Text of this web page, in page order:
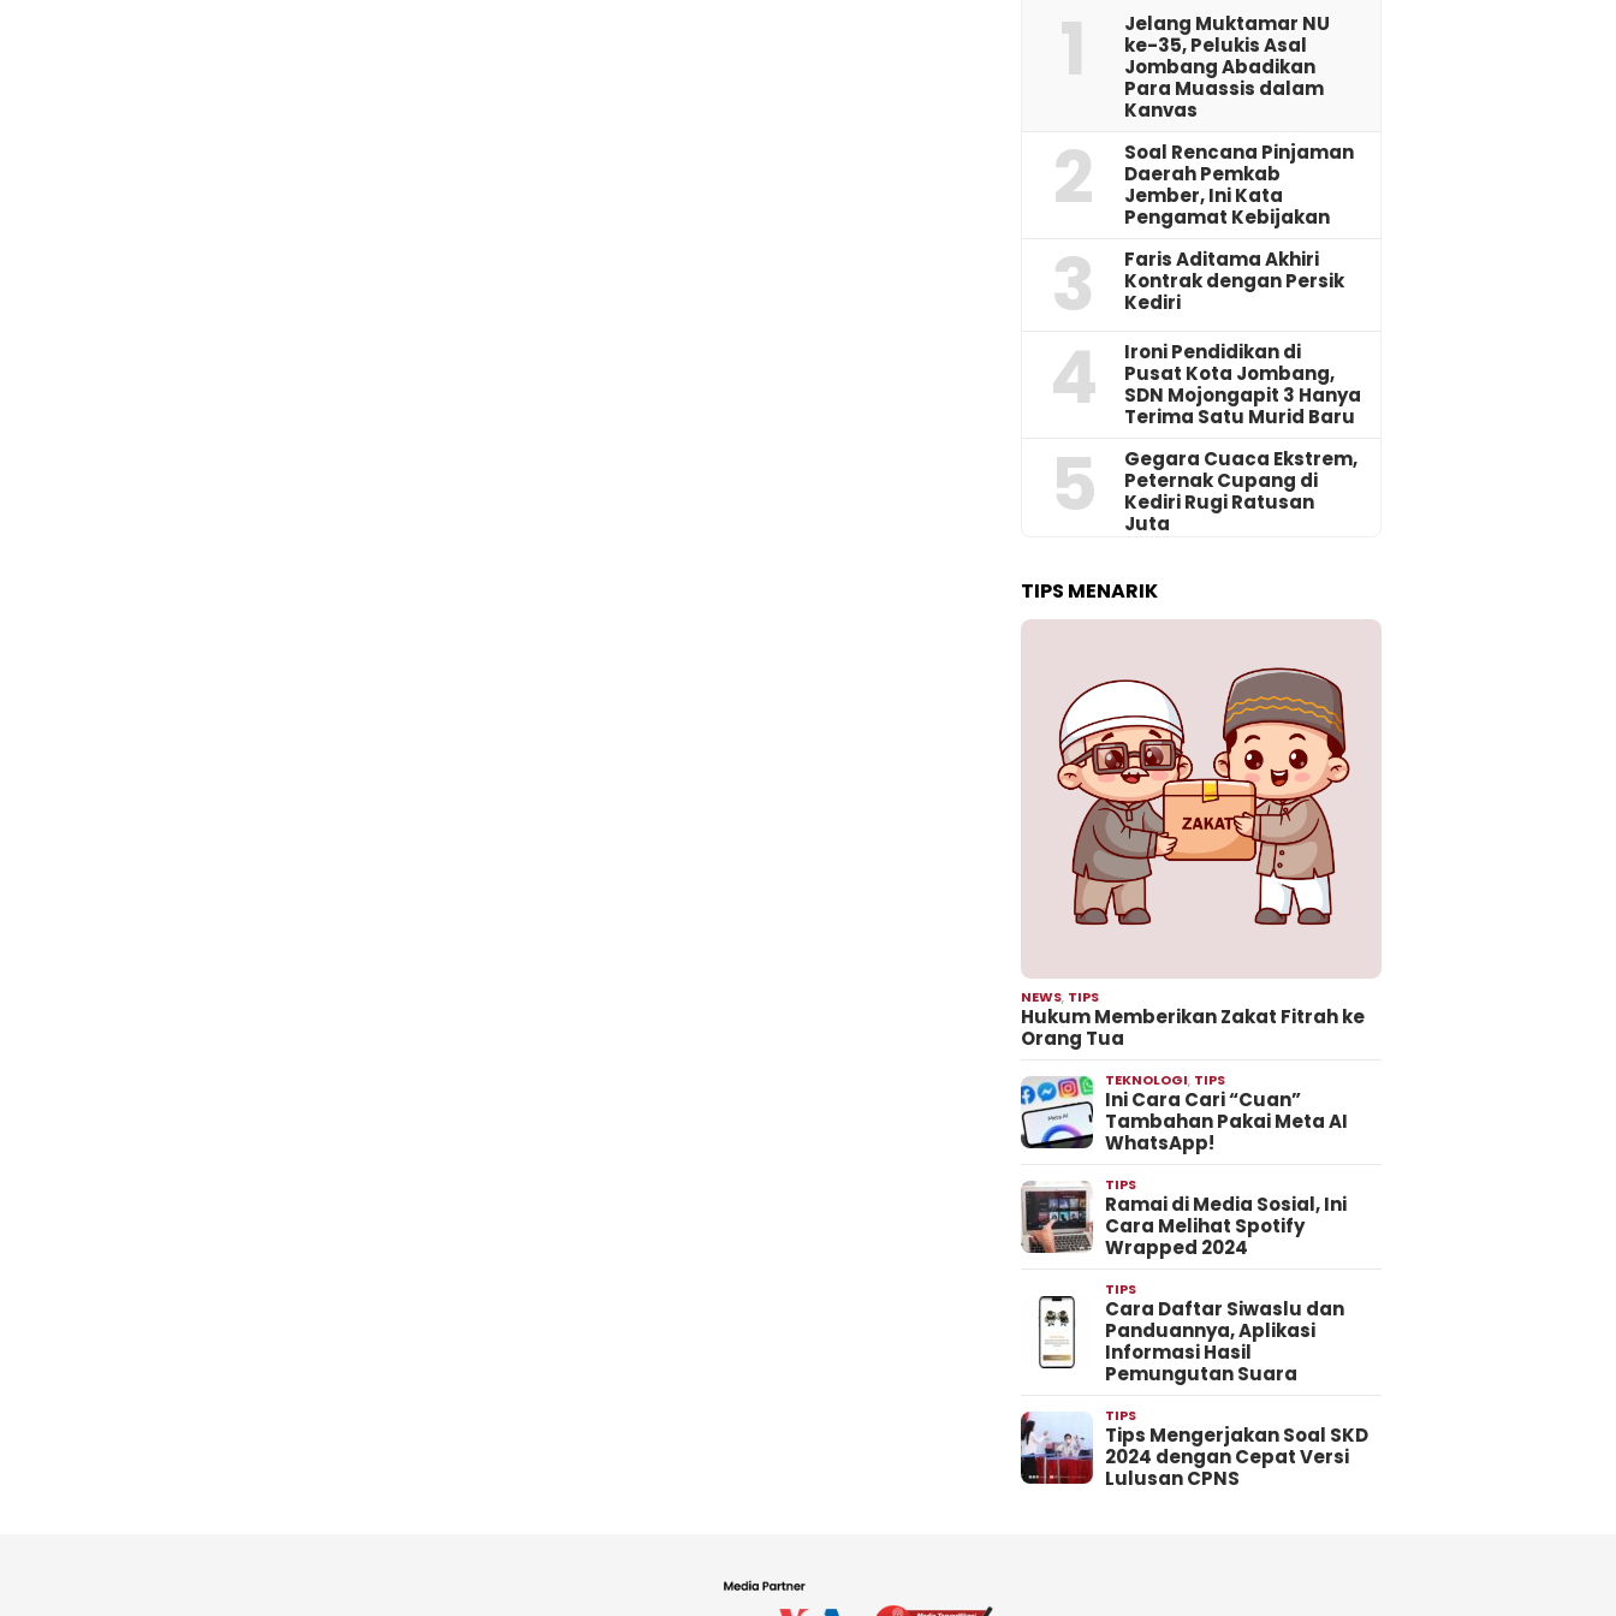
1
Jelang Muktamar NU
ke-35, Pelukis Asal
Jombang Abadikan
Para Muassis dalam
Kanvas
2
‎Soal Rencana Pinjaman
Daerah Pemkab
Jember, Ini Kata
Pengamat Kebijakan ‎
3
Faris Aditama Akhiri
Kontrak dengan Persik
Kediri
4
Ironi Pendidikan di
Pusat Kota Jombang,
SDN Mojongapit 3 Hanya
Terima Satu Murid Baru
5
‎Gegara Cuaca Ekstrem,
Peternak Cupang di
Kediri Rugi Ratusan
Juta
TIPS MENARIK
NEWS, TIPS
Hukum Memberikan Zakat Fitrah ke
Orang Tua
TEKNOLOGI, TIPS
Ini Cara Cari “Cuan”
Tambahan Pakai Meta AI
WhatsApp!
TIPS
Ramai di Media Sosial, Ini
Cara Melihat Spotify
Wrapped 2024
TIPS
Cara Daftar Siwaslu dan
Panduannya, Aplikasi
Informasi Hasil
Pemungutan Suara
TIPS
Tips Mengerjakan Soal SKD
2024 dengan Cepat Versi
Lulusan CPNS